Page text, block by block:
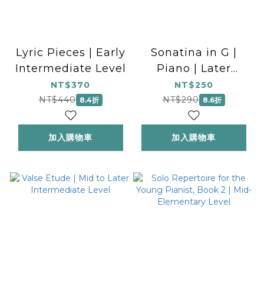
Lyric Pieces | Early
Intermediate Level
NT$370
NT$440 8.4折
加入購物車
Sonatina in G |
Piano | Later
Elementary Level
NT$250
NT$290 8.6折
加入購物車